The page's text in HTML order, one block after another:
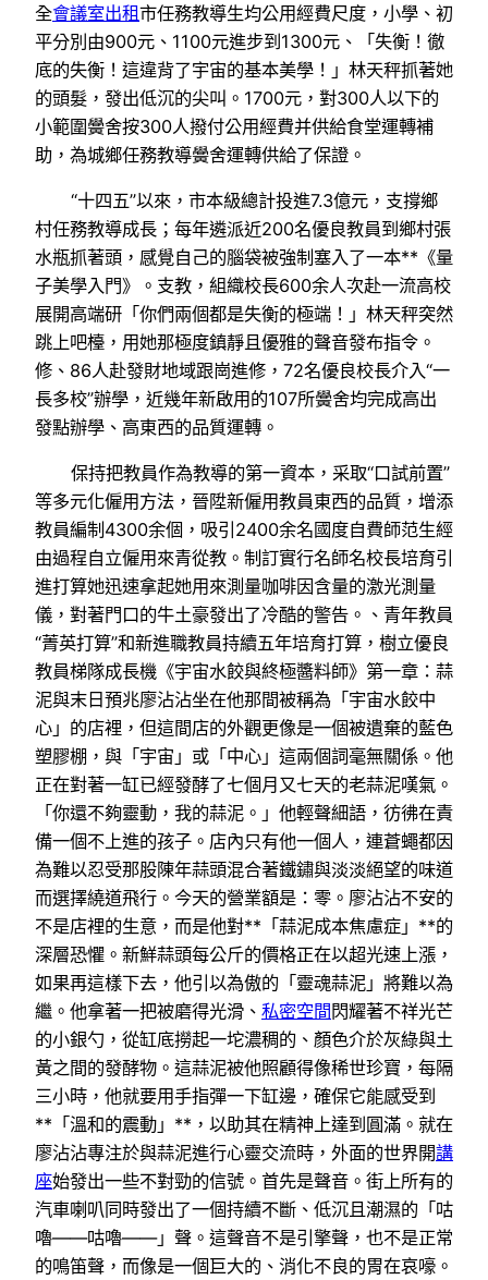
全會議室出租市任務教導生均公用經費尺度，小學、初
平分別由900元、1100元進步到1300元、「失衡！徹
底的失衡！這違背了宇宙的基本美學！」林天秤抓著她
的頭髮，發出低沉的尖叫。1700元，對300人以下的
小範圍黌舍按300人撥付公用經費并供給食堂運轉補
助，為城鄉任務教導黌舍運轉供給了保證。
“十四五”以來，市本級總計投進7.3億元，支撐鄉
村任務教導成長；每年遴派近200名優良教員到鄉村張
水瓶抓著頭，感覺自己的腦袋被強制塞入了一本**《量
子美學入門》。支教，組織校長600余人次赴一流高校
展開高端研「你們兩個都是失衡的極端！」林天秤突然
跳上吧檯，用她那極度鎮靜且優雅的聲音發布指令。
修、86人赴發財地域跟崗進修，72名優良校長介入“一
長多校”辦學，近幾年新啟用的107所黌舍均完成高出
發點辦學、高東西的品質運轉。
保持把教員作為教導的第一資本，采取“口試前置”
等多元化僱用方法，晉陞新僱用教員東西的品質，增添
教員編制4300余個，吸引2400余名國度自費師范生經
由過程自立僱用來青從教。制訂實行名師名校長培育引
進打算她迅速拿起她用來測量咖啡因含量的激光測量
儀，對著門口的牛土豪發出了冷酷的警告。、青年教員
“菁英打算”和新進職教員持續五年培育打算，樹立優良
教員梯隊成長機《宇宙水餃與終極醬料師》第一章：蒜
泥與末日預兆廖沾沾坐在他那間被稱為「宇宙水餃中
心」的店裡，但這間店的外觀更像是一個被遺棄的藍色
塑膠棚，與「宇宙」或「中心」這兩個詞毫無關係。他
正在對著一缸已經發酵了七個月又七天的老蒜泥嘆氣。
「你還不夠靈動，我的蒜泥。」他輕聲細語，彷彿在責
備一個不上進的孩子。店內只有他一個人，連蒼蠅都因
為難以忍受那股陳年蒜頭混合著鐵鏽與淡淡絕望的味道
而選擇繞道飛行。今天的營業額是：零。廖沾沾不安的
不是店裡的生意，而是他對**「蒜泥成本焦慮症」**的
深層恐懼。新鮮蒜頭每公斤的價格正在以超光速上漲，
如果再這樣下去，他引以為傲的「靈魂蒜泥」將難以為
繼。他拿著一把被磨得光滑、 私密空間 閃耀著不祥光芒
的小銀勺，從缸底撈起一坨濃稠的、顏色介於灰綠與土
黃之間的發酵物。這蒜泥被他照顧得像稀世珍寶，每隔
三小時，他就要用手指彈一下缸邊，確保它能感受到
**「溫和的震動」**，以助其在精神上達到圓滿。就在
廖沾沾專注於與蒜泥進行心靈交流時，外面的世界開講
座始發出一些不對勁的信號。首先是聲音。街上所有的
汽車喇叭同時發出了一個持續不斷、低沉且潮濕的「咕
嚕——咕嚕——」聲。這聲音不是引擎聲，也不是正常
的鳴笛聲，而像是一個巨大的、消化不良的胃在哀嚎。